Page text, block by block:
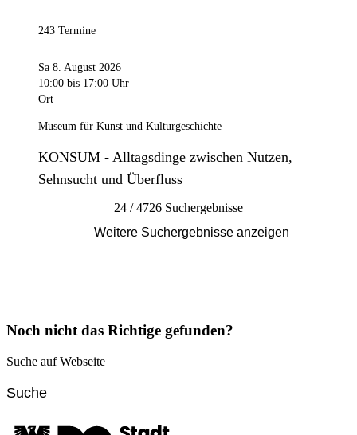
243 Termine
Sa 8. August 2026
10:00 bis 17:00 Uhr
Ort
Museum für Kunst und Kulturgeschichte
KONSUM - Alltagsdinge zwischen Nutzen,
Sehnsucht und Überfluss
24 / 4726 Suchergebnisse
Weitere Suchergebnisse anzeigen
Noch nicht das Richtige gefunden?
Suche auf Webseite